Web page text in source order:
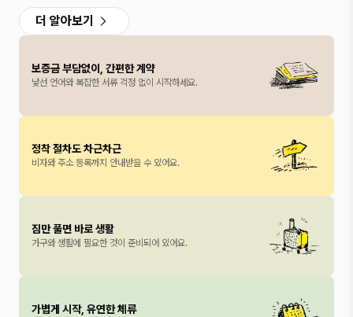
더 알아보기
보증금 부담없이, 간편한 계약
낯선 언어와 복잡한 서류 걱정 없이 시작하세요.
정착 절차도 차근차근
비자와 주소 등록까지 안내받을 수 있어요.
짐만 풀면 바로 생활
가구와 생활에 필요한 것이 준비되어 있어요.
가볍게 시작, 유연한 체류